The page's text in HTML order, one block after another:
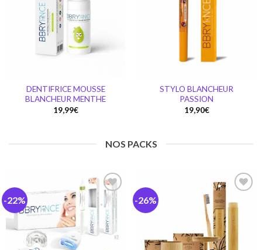
DENTIFRICE MOUSSE
BLANCHEUR MENTHE
19,99€
STYLO BLANCHEUR
PASSION
19,90€
NOS PACKS
-22%
Ajouter
à la
wishlist
-26%
Ajouter